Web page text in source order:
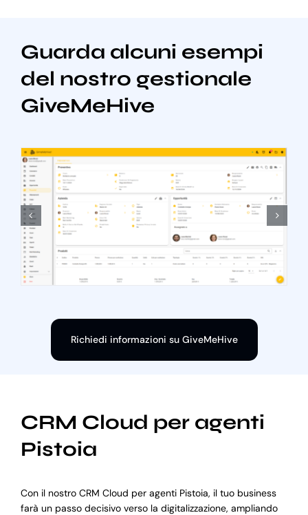
Guarda alcuni esempi
del nostro gestionale
GiveMeHive
Richiedi informazioni su GiveMeHive
CRM Cloud per agenti
Pistoia
Con il nostro CRM Cloud per agenti Pistoia, il tuo business
farà un passo decisivo verso la digitalizzazione, ampliando